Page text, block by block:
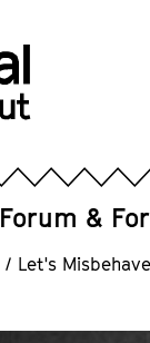
Forum &
/ Let's